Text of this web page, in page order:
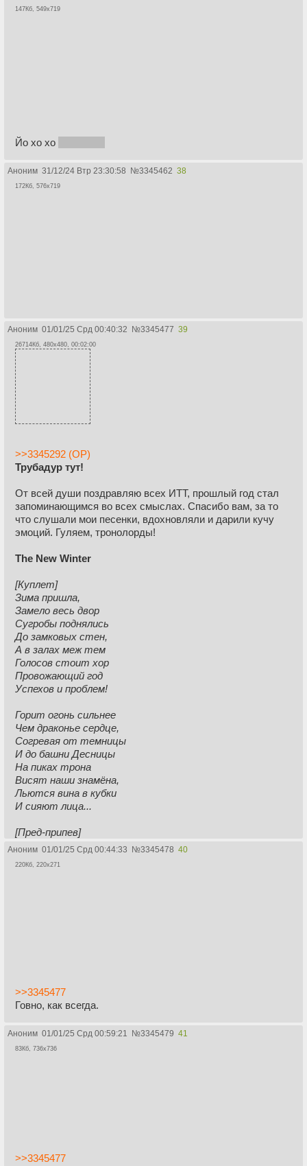
147Кб, 549x719
Йо хо хо
Аноним 31/12/24 Втр 23:30:58 №3345462 38
172Кб, 576x719
Аноним 01/01/25 Срд 00:40:32 №3345477 39
26714Кб, 480x480, 00:02:00
>>3345292 (OP)
Трубадур тут!
От всей души поздравляю всех ИТТ, прошлый год стал
запоминающимся во всех смыслах. Спасибо вам, за то
что слушали мои песенки, вдохновляли и дарили кучу
эмоций. Гуляем, тронолорды!
The New Winter
[Куплет]
Зима пришла,
Замело весь двор
Сугробы поднялись
До замковых стен,
А в залах меж тем
Голосов стоит хор
Провожающий год
Успехов и проблем!
Горит огонь сильнее
Чем драконье сердце,
Согревая от темницы
И до башни Десницы
На пиках трона
Висят наши знамёна,
Льются вина в кубки
И сияют лица...
[Пред-припев]
Мы прожили
И не боимся
Известное место!
Троно~
Троно-троно~
Если бывал здесь -
Землях!
Аноним 01/01/25 Срд 00:44:33 №3345478 40
220Кб, 220x271
>>3345477
Говно, как всегда.
Аноним 01/01/25 Срд 00:59:21 №3345479 41
83Кб, 736x736
>>3345477